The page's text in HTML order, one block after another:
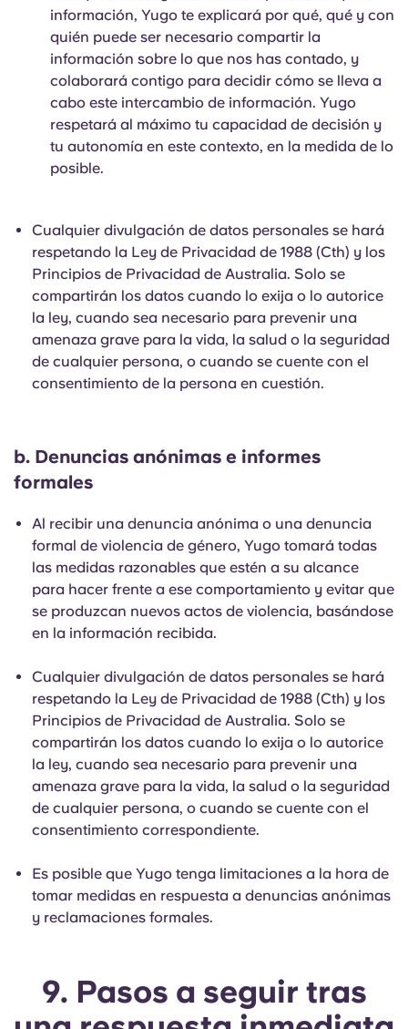
información, Yugo te explicará por qué, qué y con
quién puede ser necesario compartir la
información sobre lo que nos has contado, y
colaborará contigo para decidir cómo se lleva a
cabo este intercambio de información. Yugo
respetará al máximo tu capacidad de decisión y
tu autonomía en este contexto, en la medida de lo
posible.
Cualquier divulgación de datos personales se hará
respetando la Ley de Privacidad de 1988 (Cth) y los
Principios de Privacidad de Australia. Solo se
compartirán los datos cuando lo exija o lo autorice
la ley, cuando sea necesario para prevenir una
amenaza grave para la vida, la salud o la seguridad
de cualquier persona, o cuando se cuente con el
consentimiento de la persona en cuestión.
b. Denuncias anónimas e informes
formales
Al recibir una denuncia anónima o una denuncia
formal de violencia de género, Yugo tomará todas
las medidas razonables que estén a su alcance
para hacer frente a ese comportamiento y evitar que
se produzcan nuevos actos de violencia, basándose
en la información recibida.
Cualquier divulgación de datos personales se hará
respetando la Ley de Privacidad de 1988 (Cth) y los
Principios de Privacidad de Australia. Solo se
compartirán los datos cuando lo exija o lo autorice
la ley, cuando sea necesario para prevenir una
amenaza grave para la vida, la salud o la seguridad
de cualquier persona, o cuando se cuente con el
consentimiento correspondiente.
Es posible que Yugo tenga limitaciones a la hora de
tomar medidas en respuesta a denuncias anónimas
y reclamaciones formales.
9. Pasos a seguir tras